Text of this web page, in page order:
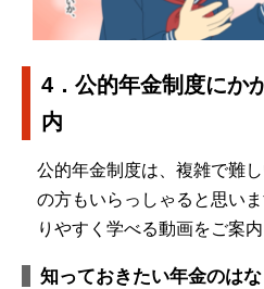
4．公的年金制度にか
内
公的年金制度は、複雑で難
の方もいらっしゃると思い
りやすく学べる動画をご案内
知っておきたい年金のはな